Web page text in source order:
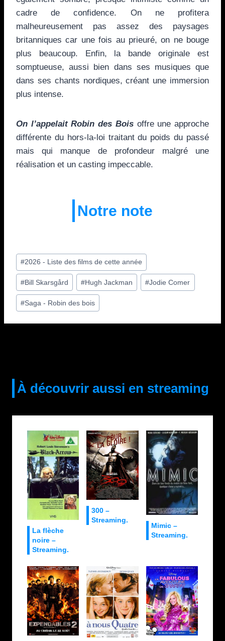
cadre de confidence. On ne profitera
malheureusement pas assez des paysages
britanniques car une fois au prieuré, on ne bouge
plus beaucoup. Enfin, la bande originale est
somptueuse, aussi bien dans ses musiques que
dans ses chants nordiques, créant une immersion
plus intense.
On l’appelait Robin des Bois offre une approche
différente du hors-la-loi traitant du poids du passé
mais qui manque de profondeur malgré une
réalisation et un casting impeccable.
Notre note
Étiquettes
de
la
publication :
#2026 - Liste des films de cette année
#Bill Skarsgård #Hugh Jackman #Jodie Comer
#Saga - Robin des bois
À découvrir aussi en streaming
La flèche
noire –
Streaming.
300 –
Streaming.
Mimic –
Streaming.